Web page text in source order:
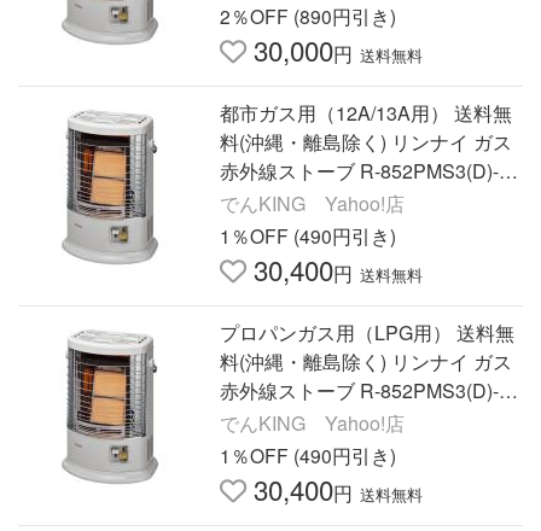
2％OFF (890円引き)
30,000円 送料無料
都市ガス用（12A/13A用） 送料無
料(沖縄・離島除く) リンナイ ガス
赤外線ストーブ R-852PMS3(D)-13
A
でんKING Yahoo!店
1％OFF (490円引き)
30,400円 送料無料
プロパンガス用（LPG用） 送料無
料(沖縄・離島除く) リンナイ ガス
赤外線ストーブ R-852PMS3(D)-L
PG
でんKING Yahoo!店
1％OFF (490円引き)
30,400円 送料無料